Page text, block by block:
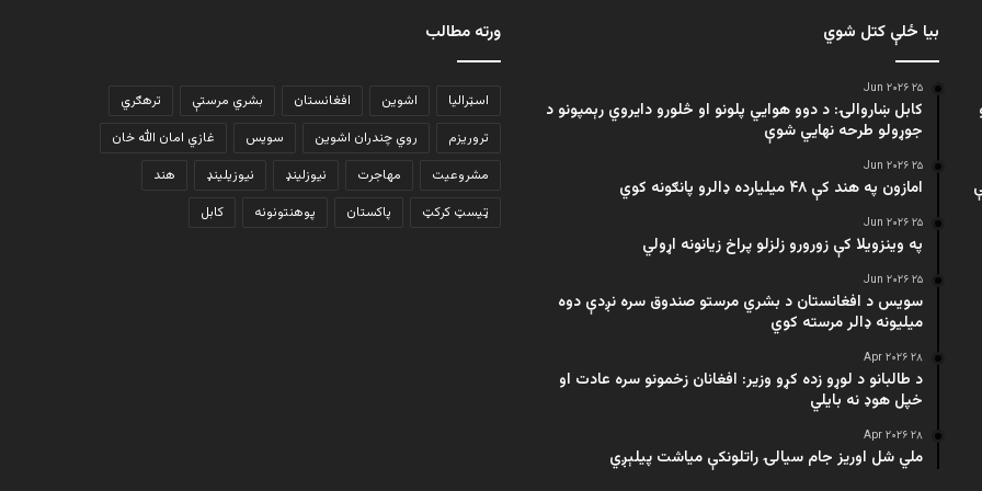
بیا ځلې کتل شوي
۲۵ Jun ۲۰۲۶
کابل ښاروالۍ: د دوو هوايي پلونو او څلورو دایروي رېمپونو د
جوړولو طرحه نهایي شوې
۲۵ Jun ۲۰۲۶
امازون په هند کې ۴۸ میلیارده ډالرو پانګونه کوي
۲۵ Jun ۲۰۲۶
په وینزویلا کې زورورو زلزلو پراخ زیانونه اړولي
۲۵ Jun ۲۰۲۶
سویس د افغانستان د بشري مرستو صندوق سره نږدې دوه
میلیونه ډالر مرسته کوي
۲۸ Apr ۲۰۲۶
د طالبانو د لوړو زده کړو وزیر: افغانان زخمونو سره عادت او
خپل هوډ نه بایلي
۲۸ Apr ۲۰۲۶
ملي شل اوریز جام سیالۍ راتلونکې میاشت پیلېږي
ورته مطالب
اسټرالیا اشوین افغانستان بشري مرستې
ترهګري
تروریزم
روي چندران اشوین سویس
غازي امان الله خان
مشروعیت
مهاجرت نیوزلینډ نیوزیلینډ
هند
ټیسټ کرکټ
پاکستان پوهنتونونه کابل